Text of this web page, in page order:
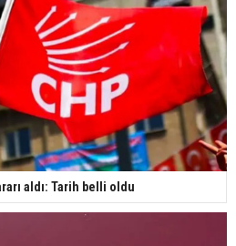
aldı: Tarih belli oldu